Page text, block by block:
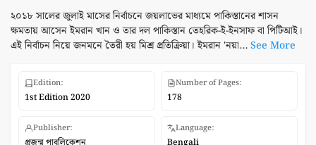
২০১৮ সালের জুলাই মাসের নির্বাচনে জয়লাভের মাধ্যমে পাকিস্তানের শাসন
ক্ষমতায় আসেন ইমরান খান ও তার দল পাকিস্তান তেহরিক-ই-ইনসাফ বা পিটিআই।
এই নির্বাচন নিয়ে জনমনে তৈরী হয় মিশ্র প্রতিক্রিয়া। ইমরান 'নয়া...See More
Edition:
1st Edition 2020
Number of Pages:
178
Publisher: Language: